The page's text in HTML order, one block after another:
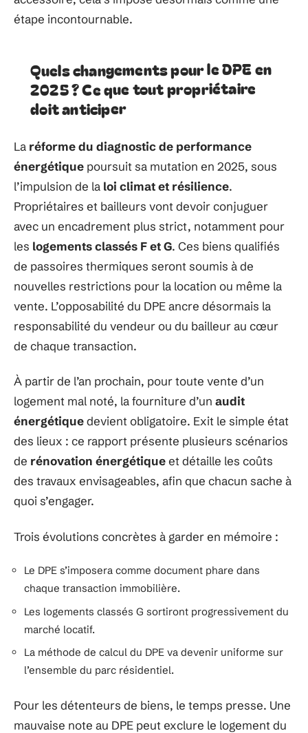
étape incontournable.
Quels changements pour le DPE en
2025 ? Ce que tout propriétaire
doit anticiper
La réforme du diagnostic de performance
énergétique poursuit sa mutation en 2025, sous
l’impulsion de la loi climat et résilience.
Propriétaires et bailleurs vont devoir conjuguer
avec un encadrement plus strict, notamment pour
les logements classés F et G. Ces biens qualifiés
de passoires thermiques seront soumis à de
nouvelles restrictions pour la location ou même la
vente. L’opposabilité du DPE ancre désormais la
responsabilité du vendeur ou du bailleur au cœur
de chaque transaction.
À partir de l’an prochain, pour toute vente d’un
logement mal noté, la fourniture d’un audit
énergétiquedevient obligatoire. Exit le simple état
des lieux : ce rapport présente plusieurs scénarios
de rénovation énergétiqueet détaille les coûts
des travaux envisageables, afin que chacun sache à
quoi s’engager.
Trois évolutions concrètes à garder en mémoire :
Le DPE s’imposera comme document phare dans
chaque transaction immobilière.
Les logements classés G sortiront progressivement du
marché locatif.
La méthode de calcul du DPE va devenir uniforme sur
l’ensemble du parc résidentiel.
Pour les détenteurs de biens, le temps presse. Une
mauvaise note au DPE peut exclure le logement du